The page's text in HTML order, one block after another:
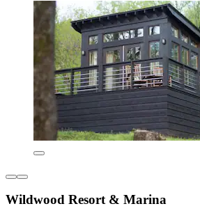
Wildwood Resort & Marina